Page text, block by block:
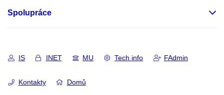
Spolupráce
IS INET MU Tech info FAdmin
Kontakty Domů